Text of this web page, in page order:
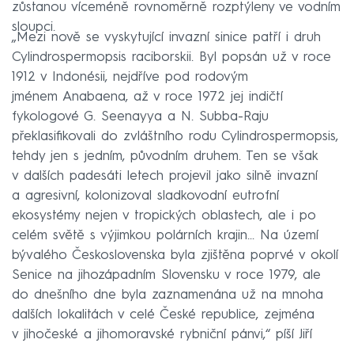
zůstanou víceméně rovnoměrně rozptýleny ve vodním
sloupci.
„Mezi nově se vyskytující invazní sinice patří i druh
Cylindrospermopsis raciborskii. Byl popsán už v roce
1912 v Indonésii, nejdříve pod rodovým
jménem Anabaena, až v roce 1972 jej indičtí
fykologové G. Seenayya a N. Subba-Raju
překlasifikovali do zvláštního rodu Cylindrospermopsis,
tehdy jen s jedním, původním druhem. Ten se však
v dalších padesáti letech projevil jako silně invazní
a agresivní, kolonizoval sladkovodní eutrofní
ekosystémy nejen v tropických oblastech, ale i po
celém světě s výjimkou polárních krajin... Na území
bývalého Československa byla zjištěna poprvé v okolí
Senice na jihozápadním Slovensku v roce 1979, ale
do dnešního dne byla zaznamenána už na mnoha
dalších lokalitách v celé České republice, zejména
v jihočeské a jihomoravské rybniční pánvi,“ píší Jiří